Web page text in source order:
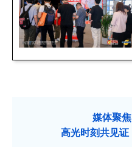
媒体聚
高光时刻共见